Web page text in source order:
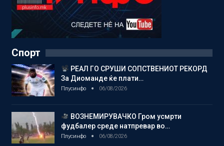
Спорт
РЕАЛ ГО СРУШИ СОПСТВЕНИОТ РЕКОРД
За Диоманде ќе плати…
Плусинфо 06/08/2026
ВОЗНЕМИРУВАЧКО Гром усмрти
фудбалер среде натпревар во…
Плусинфо 06/08/2026